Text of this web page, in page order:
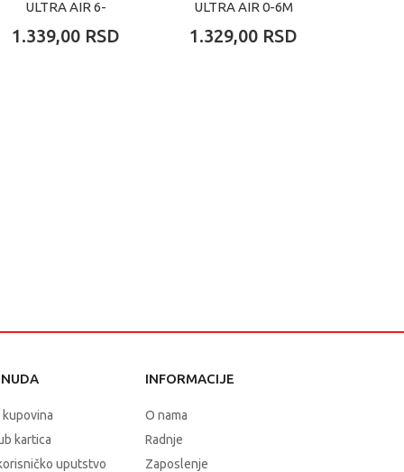
ULTRA AIR 6-
1.339,00 RSD
ULTRA AIR 0-6M
1.329,00 RSD
kartica
uputstvo
INFORMACIJE
O nama
Radnje
Zaposlenje